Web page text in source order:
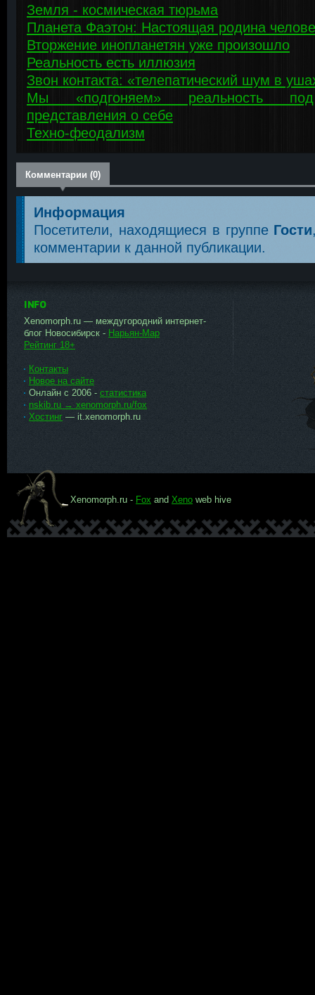
Земля - космическая тюрьма
Планета Фаэтон: Настоящая родина
Вторжение инопланетян уже произошло
Реальность есть иллюзия
Звон контакта: «телепатический шум в
Мы «подгоняем» реальность
представления о себе
Техно-феодализм
Комментарии (0)
Информация
Посетители, находящиеся в группе Гости
комментарии к данной публикации.
INFO
Xenomorph.ru — междугородний интернет-
блог Новосибирск - Нарьян-Мар
Рейтинг 18+
Контакты
Новое на сайте
Онлайн с 2006 - статистика
nskib.ru → xenomorph.ru/fox
Хостинг — it.xenomorph.ru
Ксеномо
Xenomorph.ru - Fox and Xeno web hive